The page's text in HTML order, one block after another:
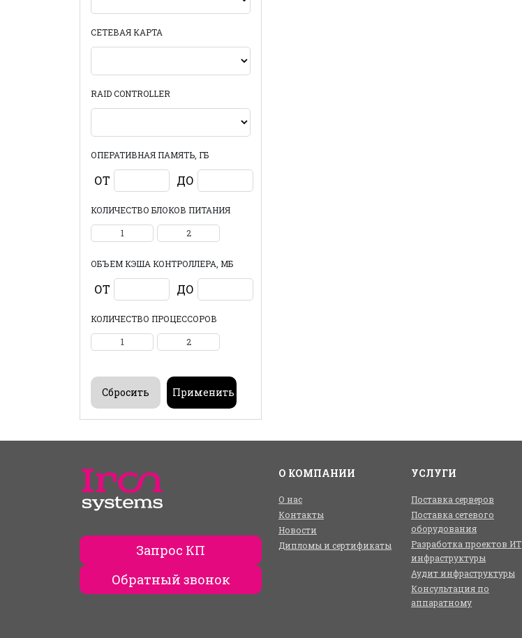
СЕТЕВАЯ КАРТА
RAID CONTROLLER
ОПЕРАТИВНАЯ ПАМЯТЬ, ГБ
ОТ ДО
КОЛИЧЕСТВО БЛОКОВ ПИТАНИЯ
1 2
ОБЪЕМ КЭША КОНТРОЛЛЕРА, МБ
ОТ ДО
КОЛИЧЕСТВО ПРОЦЕССОРОВ
1 2
Запрос КП
Обратный звонок
О КОМПАНИИ
О нас
Контакты
Новости
Дипломы и сертификаты
УСЛУГИ
Поставка серверов
Поставка сетевого
оборудования
Разработка проектов ИТ
инфраструктуры
Аудит инфраструктуры
Консультация по
аппаратному